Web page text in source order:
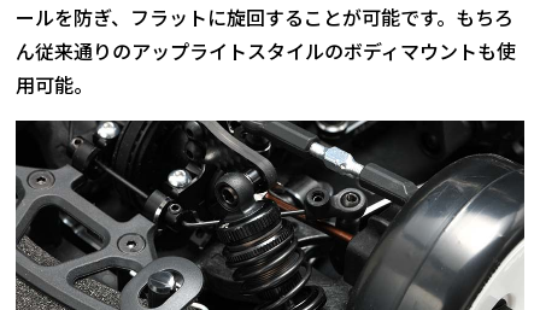
ールを防ぎ、フラットに旋回することが可能です。もちろ
ん従来通りのアップライトスタイルのボディマウントも使
用可能。